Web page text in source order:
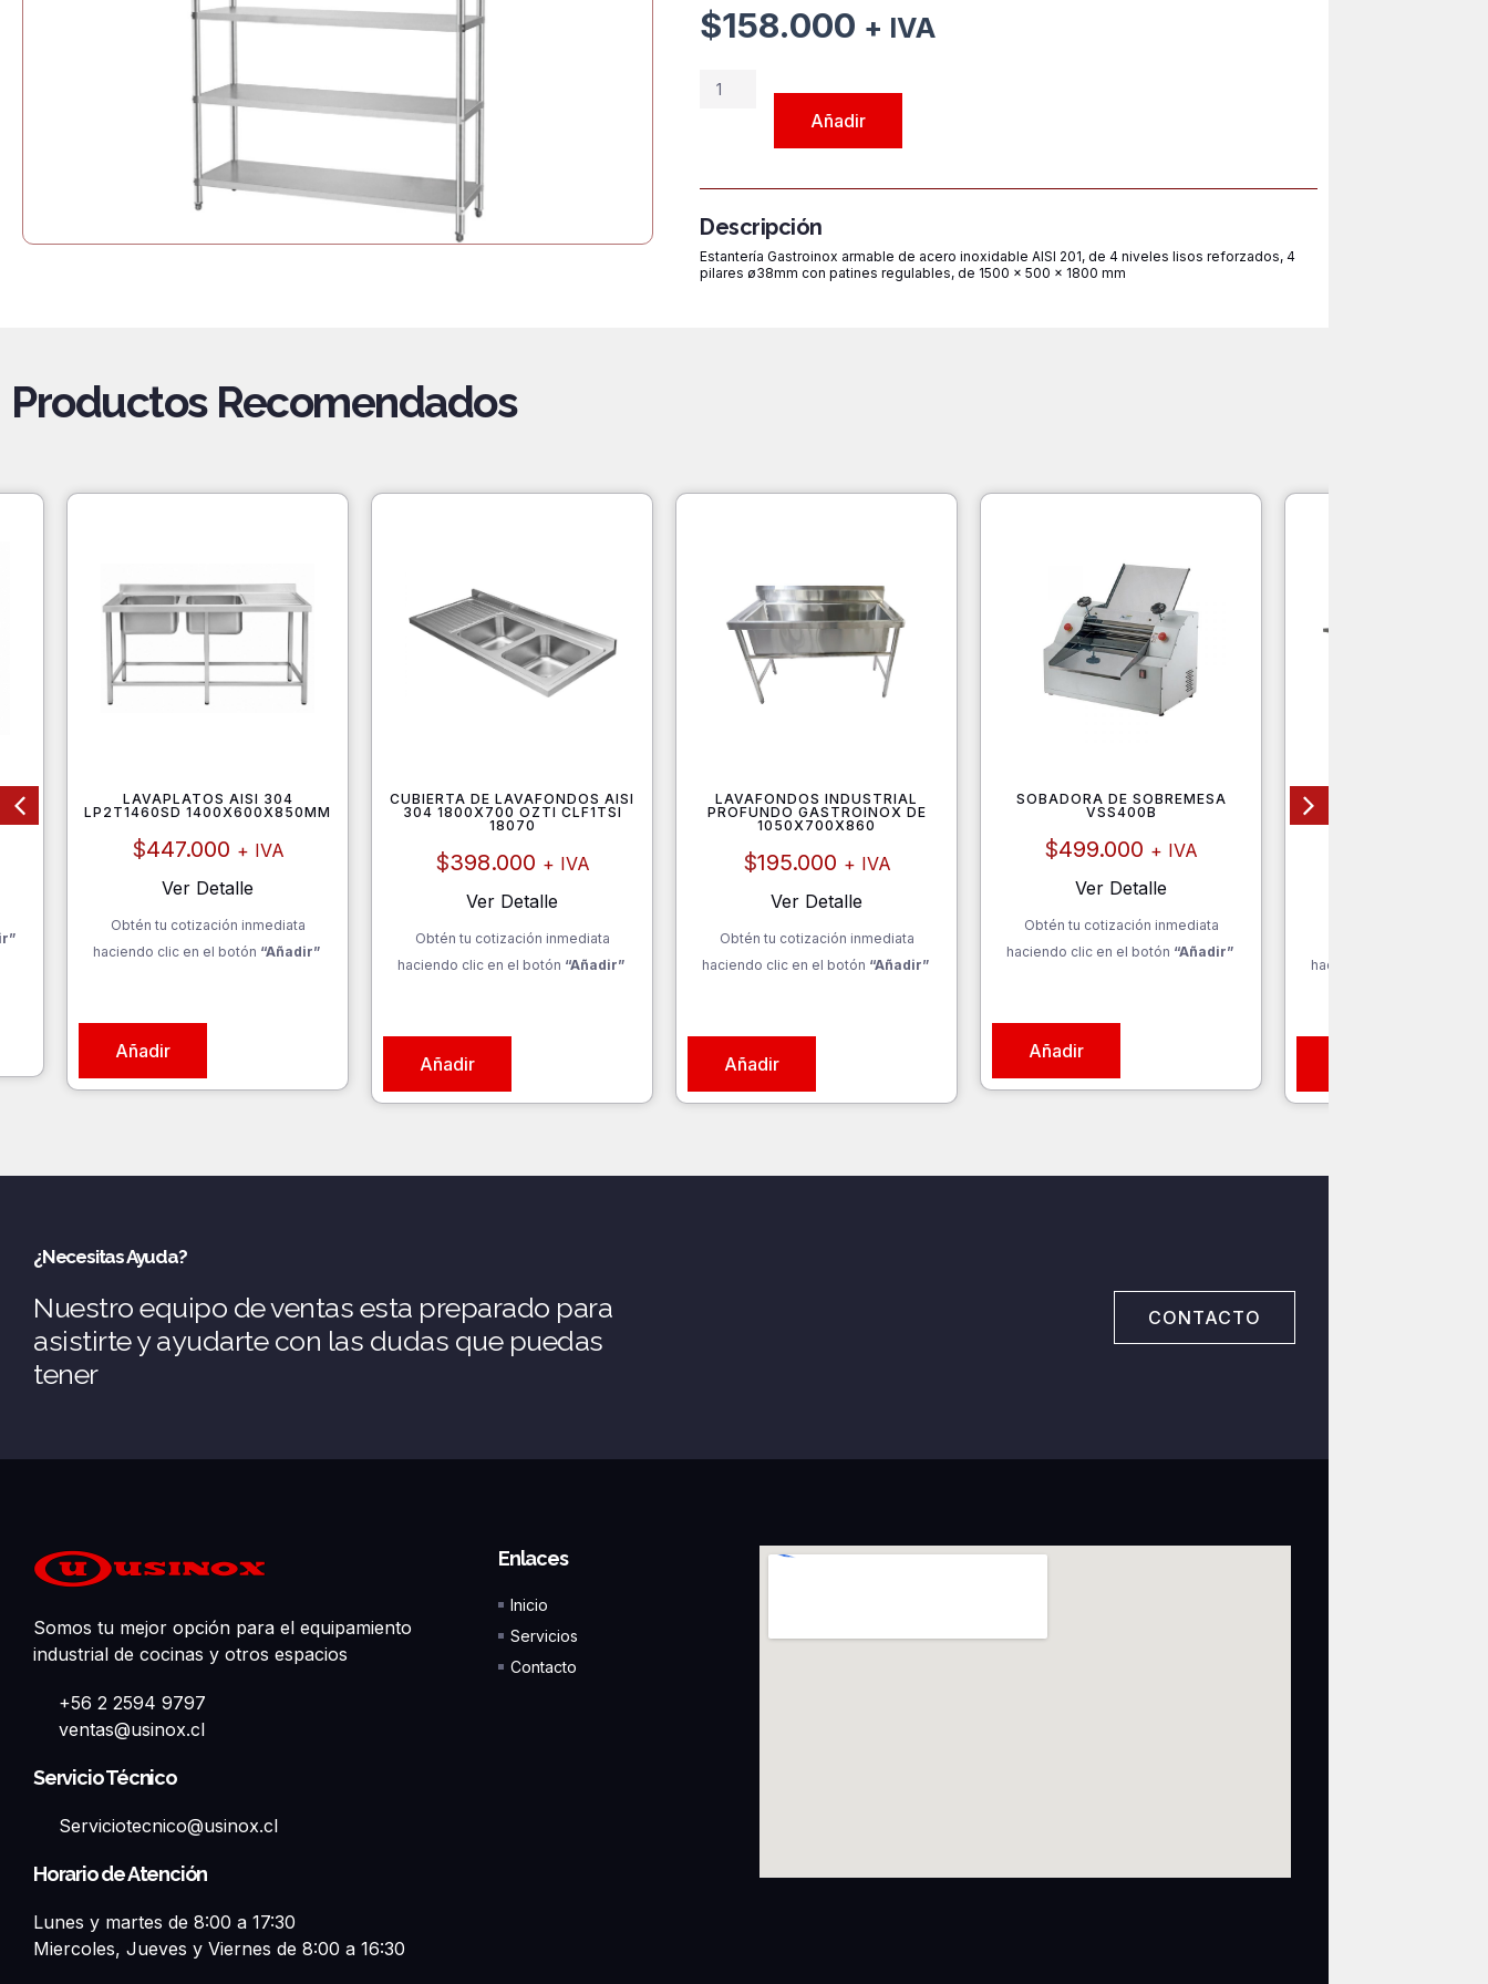
$158.000 + IVA
Estantería
niveles
Lisos
Fijos
HRS
Añadir
Descripción
Estantería Gastroinox armable de acero inoxidable AISI 201, de 4 niveles lisos reforzados, 4
pilares ø38mm con patines regulables, de 1500 x 500 x 1800 mm
Productos Recomendados
LAVAPLATOS AISI 304
LP2T1460SD 1400X600X850MM
$447.000 + IVA
Ver Detalle
Obtén tu cotización inmediata
haciendo clic en el botón “Añadir”
Añadir
CUBIERTA DE LAVAFONDOS AISI
304 1800X700 OZTI CLF1TSI
18070
$398.000 + IVA
Ver Detalle
Obtén tu cotización inmediata
haciendo clic en el botón “Añadir”
Añadir
LAVAFONDOS INDUSTRIAL
PROFUNDO GASTROINOX DE
1050X700X860
$195.000 + IVA
Ver Detalle
Obtén tu cotización inmediata
haciendo clic en el botón “Añadir”
Añadir
SOBADORA DE SOBREMESA
VSS400B
$499.000 + IVA
Ver Detalle
Obtén tu cotización inmediata
haciendo clic en el botón “Añadir”
Añadir
CUBIERTA DE
304 1900X600 OZTI
haciendo clic en el botón
¿Necesitas Ayuda?
Nuestro equipo de ventas esta preparado para
asistirte y ayudarte con las dudas que puedas
tener
CONTACTO
Somos tu mejor opción para el equipamiento
industrial de cocinas y otros espacios
+56 2 2594 9797
ventas@usinox.cl
Servicio Técnico
Serviciotecnico@usinox.cl
Horario de Atención
Lunes y martes de 8:00 a 17:30
Miercoles, Jueves y Viernes de 8:00 a 16:30
Enlaces
Inicio
Servicios
Contacto